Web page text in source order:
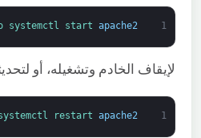
1
systemctl start apache2
لإيقاف الخادم وتشغيله، أو
1
restart apache2